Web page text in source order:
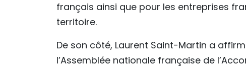
français ainsi que pour les entreprises
territoire.
De son côté, Laurent Saint-Martin a
l’Assemblée nationale française de